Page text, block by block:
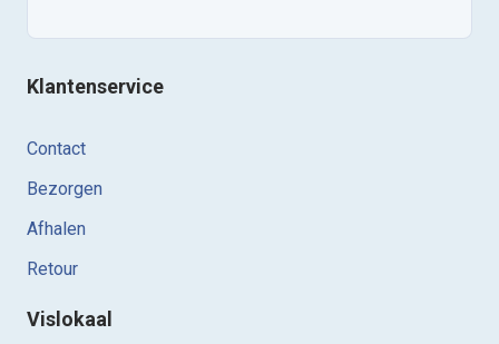
Klantenservice
Contact
Bezorgen
Afhalen
Retour
Vislokaal